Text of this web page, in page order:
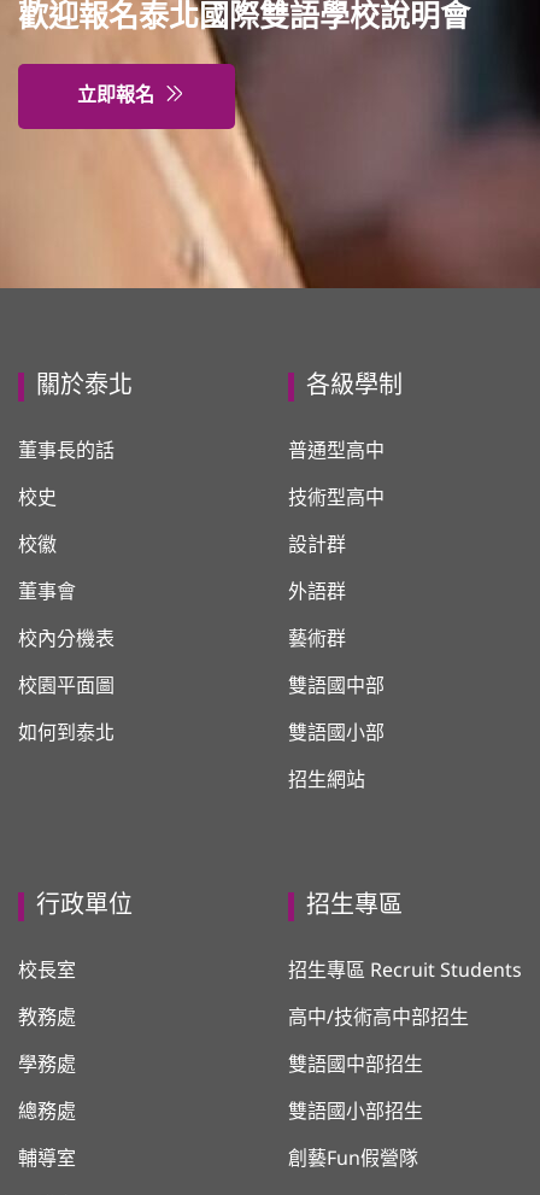
歡迎報名泰北國際雙語學校說明會
立即報名
關於泰北
董事長的話
校史
校徽
董事會
校內分機表
校園平面圖
如何到泰北
各級學制
普通型高中
技術型高中
設計群
外語群
藝術群
雙語國中部
雙語國小部
招生網站
行政單位
校長室
教務處
學務處
總務處
輔導室
招生專區
招生專區 Recruit Students
高中/技術高中部招生
雙語國中部招生
雙語國小部招生
創藝Fun假營隊